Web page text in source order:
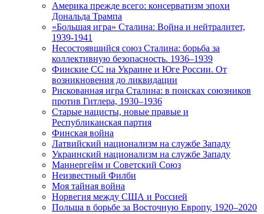
Америка прежде всего: консерватизм эпохи
Дональда Трампа
«Большая игра» Сталина: Война и нейтралитет,
1939-1941
Несостоявшийся союз Сталина: борьба за
коллективную безопасность. 1936–1939
Финские СС на Украине и Юге России. От
возникновения до ликвидации
Рискованная игра Сталина: в поисках союзников
против Гитлера, 1930–1936
Старые нацисты, новые правые и
Республиканская партия
Финская война
Латвийский национализм на службе Западу
Украинский национализм на службе Западу
Маннергейм и Советский Союз
Неизвестный Филби
Моя тайная война
Норвегия между США и Россией
Польша в борьбе за Восточную Европу, 1920–2020